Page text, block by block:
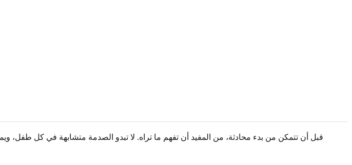
قبل أن تتمكن من بدء محادثة، من المفيد أن تفهم ما تراه. لا تبدو الصدمة متشابهة في كل